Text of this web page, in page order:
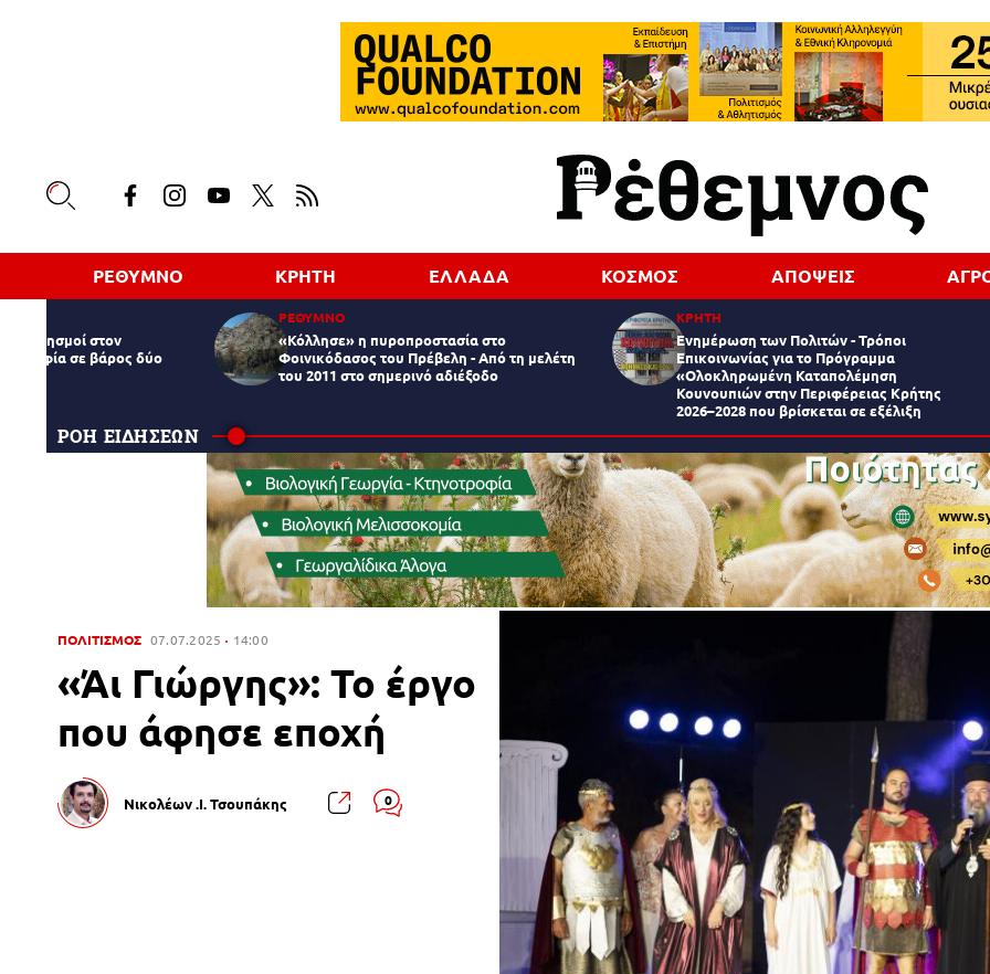
ΡΕΘΥΜΝΟ ΚΡΗΤΗ ΕΛΛΑΔΑ ΚΟΣΜΟΣ ΑΠΟΨΕΙΣ
εμπρησμοί στον
σε βάρος δύο
ΡΕΘΥΜΝΟ
«Κόλλησε» η πυροπροστασία στο
Φοινικόδασος του Πρέβελη - Από τη μελέτη
του 2011 στο σημερινό αδιέξοδο
ΚΡΗΤΗ
Ενημέρωση των Πολιτών - Τρόποι
Επικοινωνίας για το Πρόγραμμα
«Ολοκληρωμένη Καταπολέμηση
Κουνουπιών στην Περιφέρειας Κρήτης
2026–2028 που βρίσκεται σε εξέλιξη
ΡΟΗ ΕΙΔΗΣΕΩΝ
ΠΟΛΙΤΙΣΜΟΣ 07.07.2025 14:00
«Άι Γιώργης»: Το έργο
που άφησε εποχή
Νικολέων .Ι. Τσουπάκης 0